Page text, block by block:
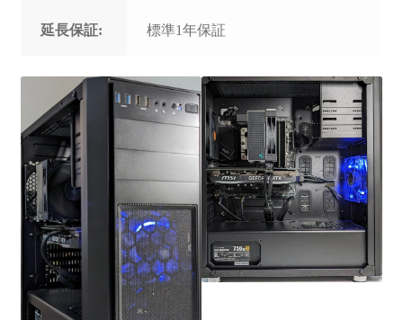
延長保証: 標準1年保証